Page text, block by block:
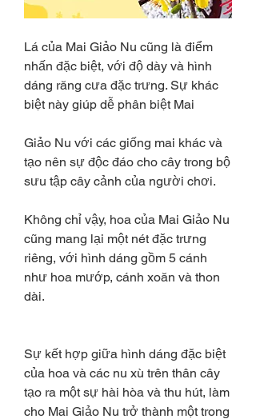
Lá của Mai Giảo Nu cũng là điểm
nhấn đặc biệt, với độ dày và hình
dáng răng cưa đặc trưng. Sự khác
biệt này giúp dễ phân biệt Mai
Giảo Nu với các giống mai khác và
tạo nên sự độc đáo cho cây trong bộ
sưu tập cây cảnh của người chơi.
Không chỉ vậy, hoa của Mai Giảo Nu
cũng mang lại một nét đặc trưng
riêng, với hình dáng gồm 5 cánh
như hoa mướp, cánh xoăn và thon
dài.
Sự kết hợp giữa hình dáng đặc biệt
của hoa và các nu xù trên thân cây
tạo ra một sự hài hòa và thu hút, làm
cho Mai Giảo Nu trở thành một trong